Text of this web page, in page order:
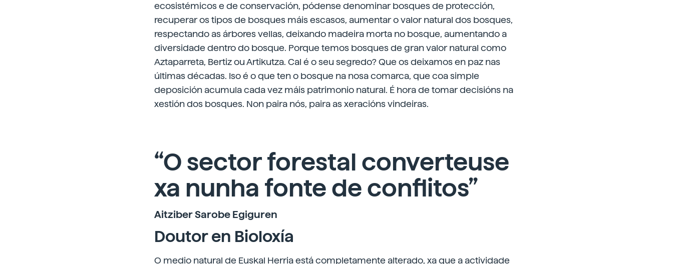
ecosistémicos e de conservación, pódense denominar bosques de protección,
recuperar os tipos de bosques máis escasos, aumentar o valor natural dos bosques,
respectando as árbores vellas, deixando madeira morta no bosque, aumentando a
diversidade dentro do bosque. Porque temos bosques de gran valor natural como
Aztaparreta, Bertiz ou Artikutza. Cal é o seu segredo? Que os deixamos en paz nas
últimas décadas. Iso é o que ten o bosque na nosa comarca, que coa simple
deposición acumula cada vez máis patrimonio natural. É hora de tomar decisións na
xestión dos bosques. Non paira nós, paira as xeracións vindeiras.
“O sector forestal converteuse
xa nunha fonte de conflitos”
Aitziber Sarobe Egiguren
Doutor en Bioloxía
O medio natural de Euskal Herria está completamente alterado, xa que a actividade